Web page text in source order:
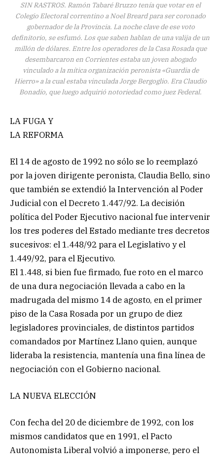
SIN RASTROS. Ramón Tabaré Bruzzo tenía que votar en el
Colegio Electoral correntino a Noel Breard para ser coronado
gobernador de la Provincia. La noche clave de ese voto
definitorio, se esfumó. Los que saben hablan de una valija de un
millón de dólares. Entre los operadores de la Casa Rosada que
desembarcaron en Corrientes estaba un joven abogado
vinculado a la mítica organización peronista «Guardia de
Hierro» a la cual estaba vinculada Jorge Bergoglio. Era Claudio
Bonadío, que luego adquirió notoriedad como juez Federal.
LA FUGA Y
LA REFORMA
El 14 de agosto de 1992 no sólo se lo reemplazó
por la joven dirigente peronista, Claudia Bello, sino
que también se extendió la Intervención al Poder
Judicial con el Decreto 1.447/92. La decisión
política del Poder Ejecutivo nacional fue intervenir
los tres poderes del Estado mediante tres decretos
sucesivos: el 1.448/92 para el Legislativo y el
1.449/92, para el Ejecutivo.
El 1.448, si bien fue firmado, fue roto en el marco
de una dura negociación llevada a cabo en la
madrugada del mismo 14 de agosto, en el primer
piso de la Casa Rosada por un grupo de diez
legisladores provinciales, de distintos partidos
comandados por Martínez Llano quien, aunque
lideraba la resistencia, mantenía una fina línea de
negociación con el Gobierno nacional.
LA NUEVA ELECCIÓN
Con fecha del 20 de diciembre de 1992, con los
mismos candidatos que en 1991, el Pacto
Autonomista Liberal volvió a imponerse, pero el